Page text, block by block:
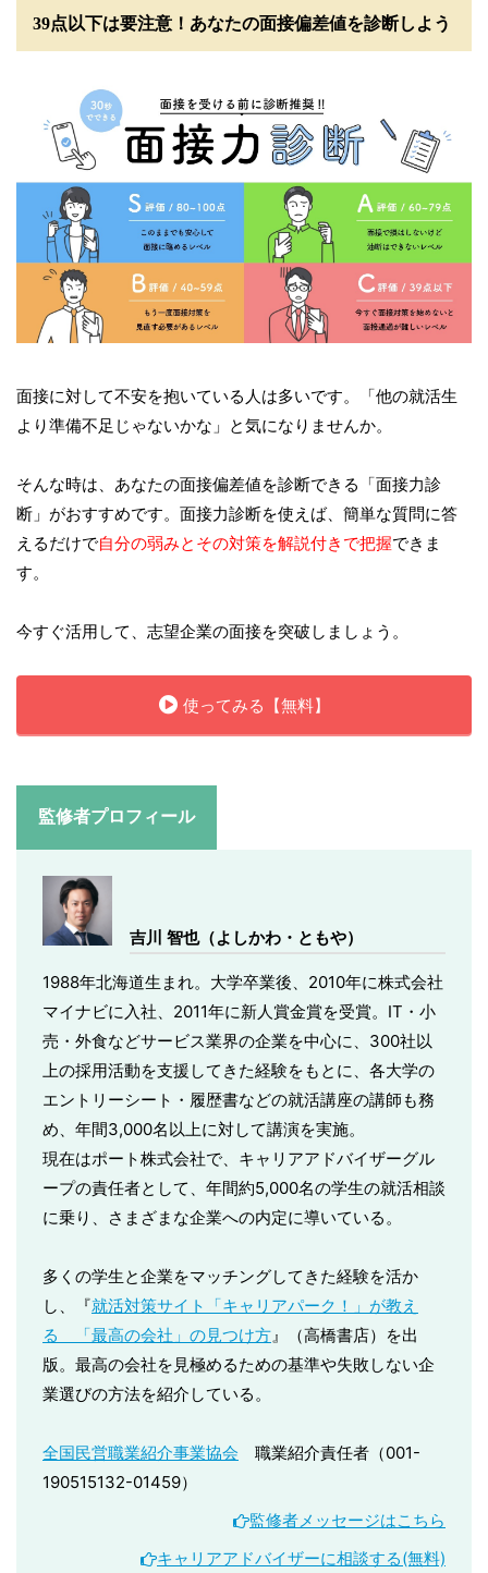
39点以下は要注意！あなたの面接偏差値を診断しよう
面接に対して不安を抱いている人は多いです。「他の就活生
より準備不足じゃないかな」と気になりませんか。
そんな時は、あなたの面接偏差値を診断できる「面接力診
断」がおすすめです。面接力診断を使えば、簡単な質問に答
えるだけで自分の弱みとその対策を解説付きで把握できま
す。
今すぐ活用して、志望企業の面接を突破しましょう。
使ってみる【無料】
監修者プロフィール
吉川 智也（よしかわ・ともや）
1988年北海道生まれ。大学卒業後、2010年に株式会社
マイナビに入社、2011年に新人賞金賞を受賞。IT・小
売・外食などサービス業界の企業を中心に、300社以
上の採用活動を支援してきた経験をもとに、各大学の
エントリーシート・履歴書などの就活講座の講師も務
め、年間3,000名以上に対して講演を実施。
現在はポート株式会社で、キャリアアドバイザーグル
ープの責任者として、年間約5,000名の学生の就活相談
に乗り、さまざまな企業への内定に導いている。
多くの学生と企業をマッチングしてきた経験を活か
し、『就活対策サイト「キャリアパーク！」が教え
る 「最高の会社」の見つけ方 』（高橋書店）を出
版。最高の会社を見極めるための基準や失敗しない企
業選びの方法を紹介している。
全国民営職業紹介事業協会 職業紹介責任者（001-
190515132-01459）
監修者メッセージはこちら
キャリアアドバイザーに相談する(無料)